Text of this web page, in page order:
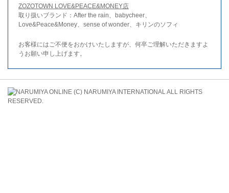
ZOZOTOWN LOVE&PEACE&MONEY店
取り扱いブランド：After the rain、babycheer、
Love&Peace&Money、sense of wonder、キリンのソフィ
お客様にはご不便をおかけいたしますが、何卒ご理解いただきますよ
うお願い申し上げます。